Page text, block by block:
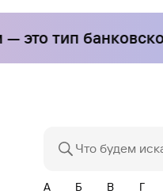
тип
А Б В Г